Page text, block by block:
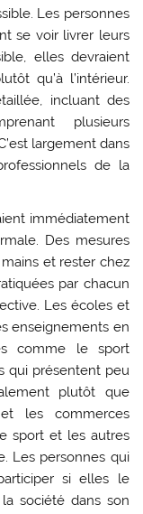
Les personnes
se voir livrer leurs
elles devraient
qu’à l’intérieur.
incluant des
plusieurs
largement dans
de la
immédiatement
Des mesures
et rester chez
par chacun
Les écoles et
enseignements en
comme le sport
qui présentent peu
plutôt que
les commerces
sport et les autres
Les personnes qui
si elles le
société dans son